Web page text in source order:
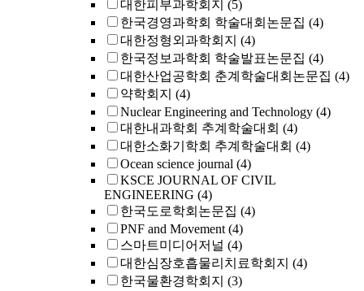
대한피부과학회지 (5)
한국경영과학회 학술대회논문집 (4)
대한정형외과학회지 (4)
한국정보과학회 학술발표논문집 (4)
대한산업공학회 춘계학술대회논문집 (4)
약학회지 (4)
Nuclear Engineering and Technology (4)
대한내과학회 추계학술대회 (4)
대한소화기학회 추계학술대회 (4)
Ocean science journal (4)
KSCE JOURNAL OF CIVIL
ENGINEERING (4)
한국도로학회논문집 (4)
PNF and Movement (4)
스마트미디어저널 (4)
대한심장호흡물리치료학회지 (4)
한국물환경학회지 (3)